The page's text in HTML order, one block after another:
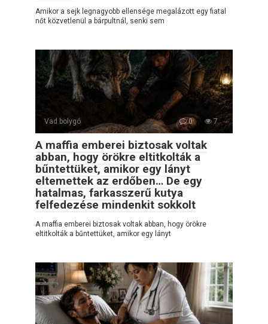
Amikor a sejk legnagyobb ellensége megalázott egy fiatal
nőt közvetlenül a bárpultnál, senki sem
Vad bolygó 0 7
A maffia emberei biztosak voltak
abban, hogy örökre eltitkolták a
bűntettüket, amikor egy lányt
eltemettek az erdőben… De egy
hatalmas, farkasszerű kutya
felfedezése mindenkit sokkolt
A maffia emberei biztosak voltak abban, hogy örökre
eltitkolták a bűntettüket, amikor egy lányt